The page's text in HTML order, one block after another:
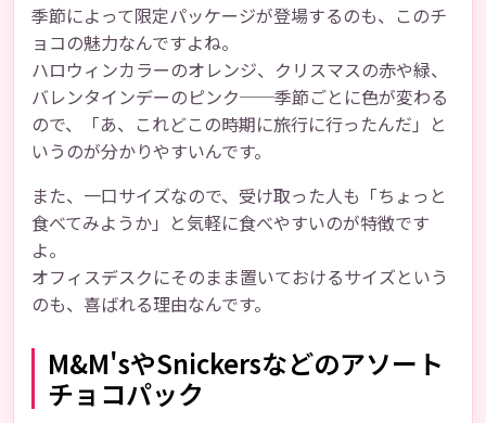
季節によって限定パッケージが登場するのも、このチ
ョコの魅力なんですよね。
ハロウィンカラーのオレンジ、クリスマスの赤や緑、
バレンタインデーのピンク──季節ごとに色が変わる
ので、「あ、これどこの時期に旅行に行ったんだ」と
いうのが分かりやすいんです。
また、一口サイズなので、受け取った人も「ちょっと
食べてみようか」と気軽に食べやすいのが特徴です
よ。
オフィスデスクにそのまま置いておけるサイズという
のも、喜ばれる理由なんです。
M&M'sやSnickersなどのアソート
チョコパック